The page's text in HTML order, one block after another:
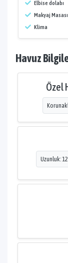
Elbise dolabı
Makyaj Masası
Klima
Havuz
Özel
Uzunluk: